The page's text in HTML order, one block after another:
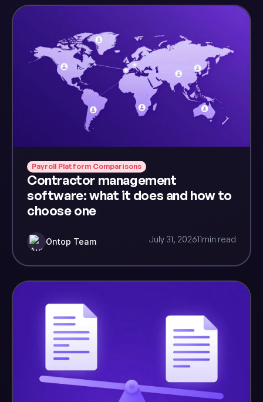
Payroll Platform Comparisons
Contractor management
software: what it does and how to
choose one
Ontop Team July 31, 202611min read